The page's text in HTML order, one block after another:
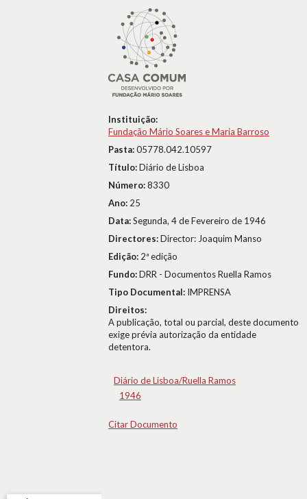
Instituição:
Fundação Mário Soares e Maria Barroso
Pasta:05778.042.10597
Título:Diário de Lisboa
Número:8330
Ano: 25
Data:Segunda, 4 de Fevereiro de 1946
Directores:Director: Joaquim Manso
Edição: 2ª edição
Fundo:DRR - Documentos Ruella Ramos
Tipo Documental: IMPRENSA
Direitos:
A publicação, total ou parcial, deste documento
exige prévia autorização da entidade
detentora.
Diário de Lisboa/Ruella Ramos
1946
Citar Documento